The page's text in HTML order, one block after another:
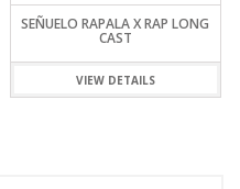
SEÑUELO RAPALA X RAP LONG
CAST
VIEW DETAILS